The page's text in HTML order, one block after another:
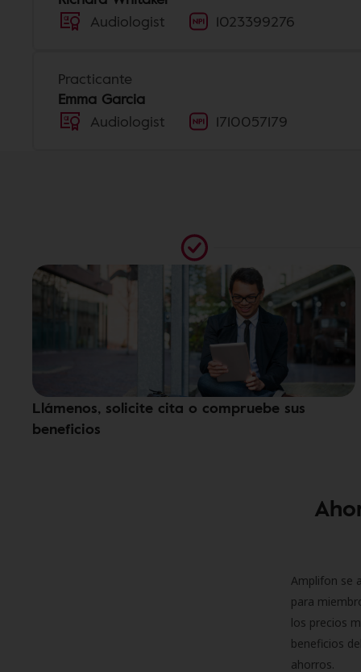
Audiologist
1023399276
Practicante
Emma Garcia
Audiologist
1710057179
Llámenos, solicite cita o compruebe sus
beneficios
Amplifon se
para
los precios
beneficios
ahorros.